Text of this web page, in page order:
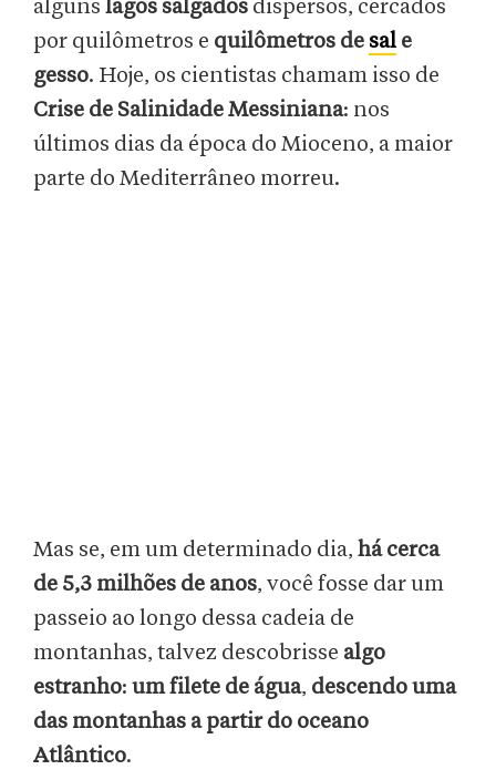
alguns lagos salgados dispersos, cercados
por quilômetros e quilômetros de sal e
gesso. Hoje, os cientistas chamam isso de
Crise de Salinidade Messiniana: nos
últimos dias da época do Mioceno, a maior
parte do Mediterrâneo morreu.
Mas se, em um determinado dia, há cerca
de 5,3 milhões de anos, você fosse dar um
passeio ao longo dessa cadeia de
montanhas, talvez descobrisse algo
estranho: um filete de água, descendo uma
das montanhas a partir do oceano
Atlântico.